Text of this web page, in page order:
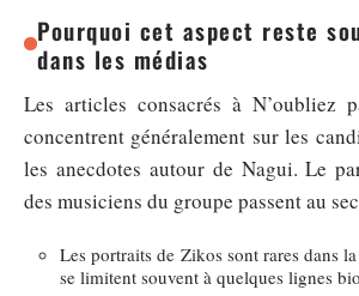
Pourquoi cet aspect reste
dans les médias
Les articles consacrés à N’oubliez
concentrent généralement sur les
les anecdotes autour de Nagui. Le
des musiciens du groupe passent au
Les portraits de Zikos sont rares dans
se limitent souvent à quelques lignes